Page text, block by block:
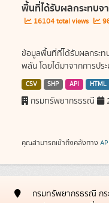
พื้นที่ได้รับผลกระทบจ
16104 total views
ข้อมูลพื้นที่ที่ได้รับผลกระท
พลัน โดยได้มาจากการปร
CSV SHP API HTML
กรมทรัพยากรธรณี
คุณสามารถเข้าถึงคลังทาง API
กรมทรัพยากรธรณี กร